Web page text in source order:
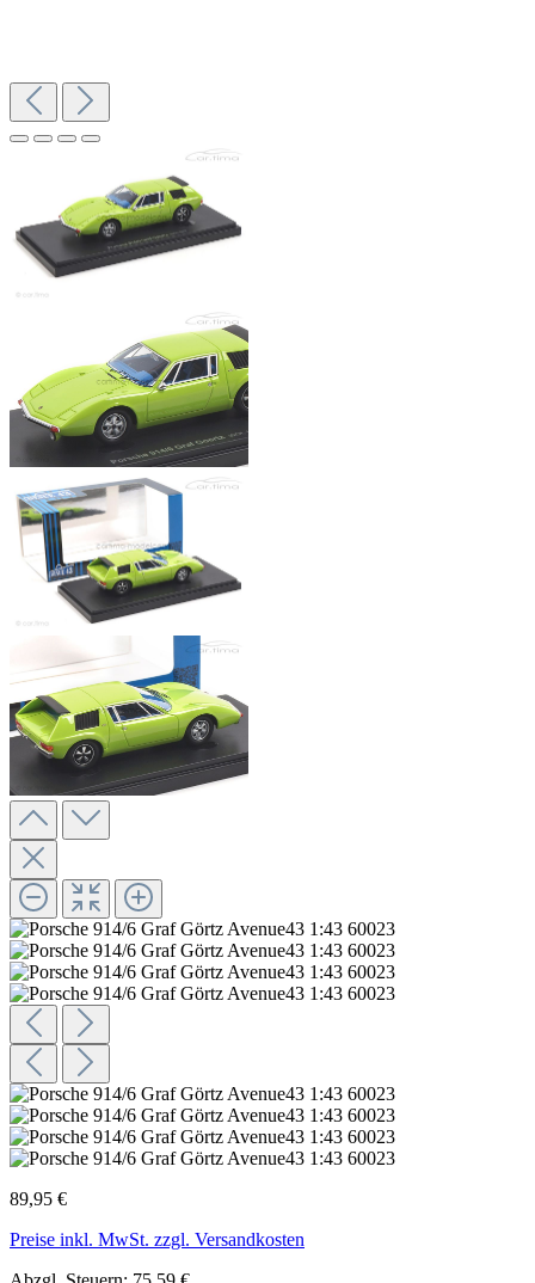
89,95 €
Preise inkl. MwSt. zzgl. Versandkosten